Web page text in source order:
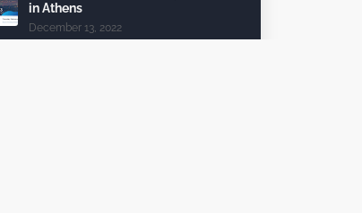
in Athens
December 13, 2022